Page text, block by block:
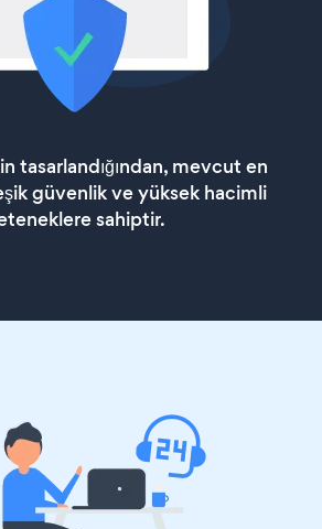
tasarlandığından, mevcut en
güvenlik ve yüksek hacimli
sahiptir.